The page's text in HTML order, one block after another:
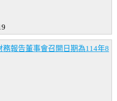
報告董事會召開日期為114年8